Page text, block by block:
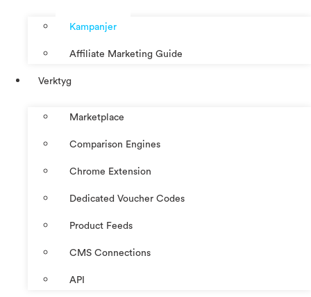
Kampanjer
Affiliate Marketing Guide
Verktyg
Marketplace
Comparison Engines
Chrome Extension
Dedicated Voucher Codes
Product Feeds
CMS Connections
API